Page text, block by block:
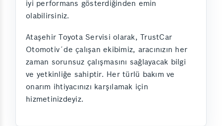
iyi performans gösterdiğinden emin
olabilirsiniz.
Ataşehir Toyota Servisi olarak, TrustCar
Otomotiv´de çalışan ekibimiz, aracınızın her
zaman sorunsuz çalışmasını sağlayacak bilgi
ve yetkinliğe sahiptir. Her türlü bakım ve
onarım ihtiyacınızı karşılamak için
hizmetinizdeyiz.